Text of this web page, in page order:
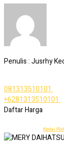
Penulis : Jusrhy
081313510101
+6281313510101
Daftar Harga
Kedai